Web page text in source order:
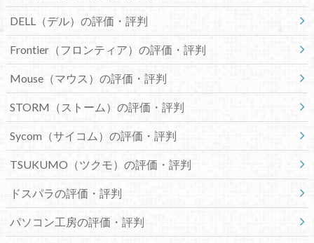
DELL（デル）の評価・評判
Frontier（フロンティア）の評価・評判
Mouse（マウス）の評価・評判
STORM（ストーム）の評価・評判
Sycom（サイコム）の評価・評判
TSUKUMO（ツクモ）の評価・評判
ドスパラの評価・評判
パソコン工房の評価・評判